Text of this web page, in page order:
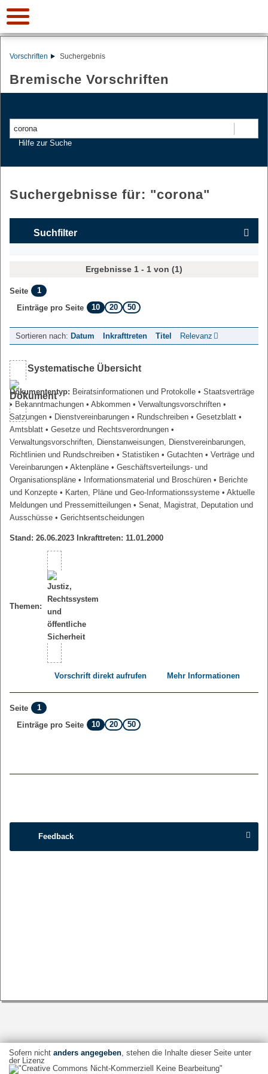
Vorschriften Suchergebnis
Bremische Vorschriften
Hilfe zur Suche
Suchergebnisse für: "corona"
Suchfilter
Ergebnisse 1 - 1 von (1)
Seite
1
Einträge pro Seite
10 20 50
Sortieren nach: Datum Inkrafttreten Titel Relevanz
Systematische Übersicht
Dokumententyp: Beiratsinformationen und Protokolle • Staatsverträge
• Bekanntmachungen • Abkommen • Verwaltungsvorschriften •
Satzungen • Dienstvereinbarungen • Rundschreiben • Gesetzblatt •
Amtsblatt • Gesetze und Rechtsverordnungen •
Verwaltungsvorschriften, Dienstanweisungen, Dienstvereinbarungen,
Richtlinien und Rundschreiben • Statistiken • Gutachten • Verträge und
Vereinbarungen • Aktenpläne • Geschäftsverteilungs- und
Organisationspläne • Informationsmaterial und Broschüren • Berichte
und Konzepte • Karten, Pläne und Geo-Informationssysteme • Aktuelle
Meldungen und Pressemitteilungen • Senat, Magistrat, Deputation und
Ausschüsse • Gerichtsentscheidungen
Stand: 26.06.2023 Inkrafttreten: 11.01.2000
Themen:
Vorschrift direkt aufrufen Mehr Informationen
Seite
1
Einträge pro Seite
10 20 50
Feedback
Sofern nicht anders angegeben, stehen die Inhalte dieser Seite unter
der Lizenz